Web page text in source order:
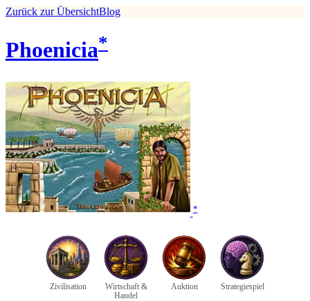
Zurück zur ÜbersichtBlog
Phoenicia*
*
Zivilisation
Wirtschaft &
Handel
Auktion Strategiespiel